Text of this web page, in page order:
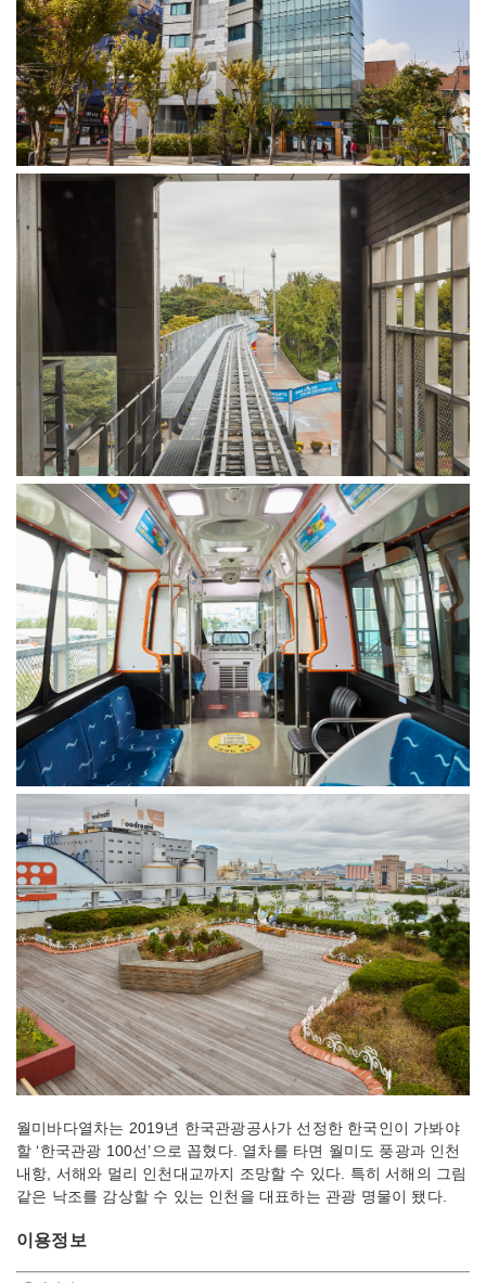
월미바다열차는 2019년 한국관광공사가 선정한 한국인이 가봐야
할 ‘한국관광 100선’으로 꼽혔다. 열차를 타면 월미도 풍광과 인천
내항, 서해와 멀리 인천대교까지 조망할 수 있다. 특히 서해의 그림
같은 낙조를 감상할 수 있는 인천을 대표하는 관광 명물이 됐다.
이용정보